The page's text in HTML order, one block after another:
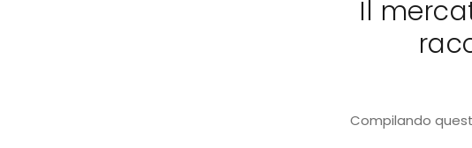
Il
Compilando